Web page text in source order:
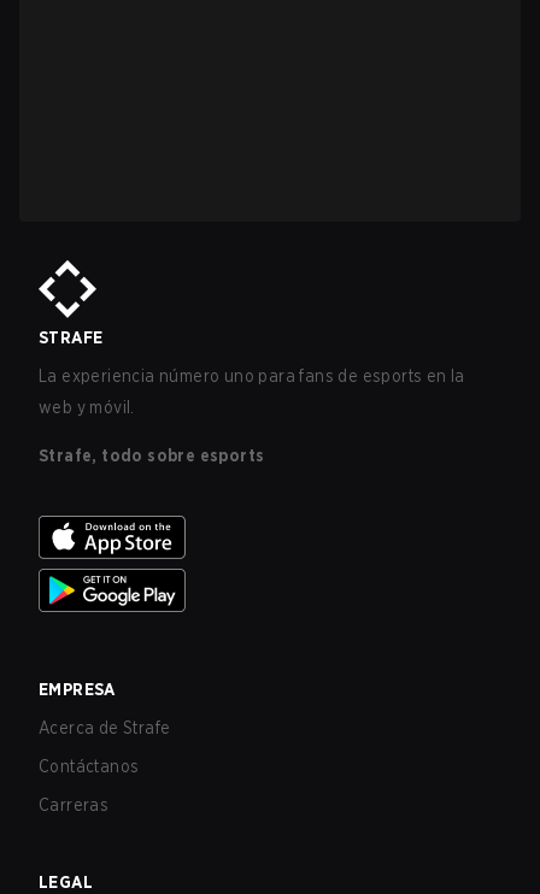
STRAFE
La experiencia número uno para fans de esports en la
web y móvil.
Strafe, todo sobre esports
EMPRESA
Acerca de Strafe
Contáctanos
Carreras
LEGAL